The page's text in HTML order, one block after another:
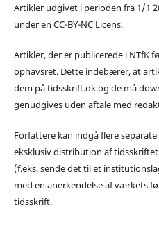
Artikler udgivet i perioden fra 1/1
under en CC-BY-NC Licens.
Artikler, der er publicerede i NTfK
ophavsret. Dette indebærer, at
dem på tidsskrift.dk og de må
genudgives uden aftale med
Forfattere kan indgå flere
eksklusiv distribution af
(f.eks. sende det til et
med en anerkendelse af værkets
tidsskrift.